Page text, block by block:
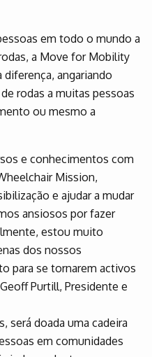
em todo o mundo a
a Move for Mobility
angariando
rodas a muitas pessoas
ou mesmo a
e conhecimentos com
Mission,
e ajudar a mudar
ansiosos por fazer
estou muito
dos nossos
para se tornarem activos
Purtill, Presidente e
será doada uma cadeira
em comunidades